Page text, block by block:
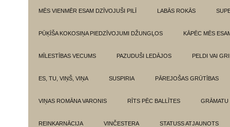
MĒS VIENMĒR ESAM DZĪVOJUŠI PILĪ LABĀS ROKĀS
PŪĶĪŠA KOKOSIŅA PIEDZĪVOJUMI DŽUNGĻOS KĀPĒC MĒS
MĪLESTĪBAS VECUMS PAZUDUŠI LEDĀJOS PELDI VAI
ES, TU, VIŅŠ, VIŅA SUSPIRIA PĀREJOŠAS GRŪTĪBAS
VIŅAS ROMĀNA VARONIS RĪTS PĒC BALLĪTES GRĀMATU
REINKARNĀCIJA VINČESTERA STATUSS ATJAUNOTS